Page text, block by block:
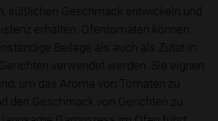
süßlichen Geschmack entwickeln und
erhalten. Ofentomaten können
Beilage als auch als Zutat in
verwendet werden. Sie eignen
um das Aroma von Tomaten zu
den Geschmack von Gerichten zu